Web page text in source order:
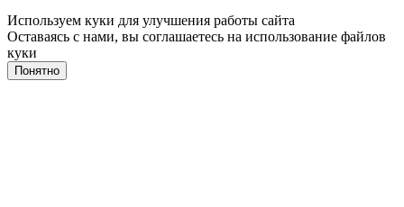
Используем куки для улучшения работы сайта
Оставаясь с нами, вы соглашаетесь на использование файлов
куки
Понятно